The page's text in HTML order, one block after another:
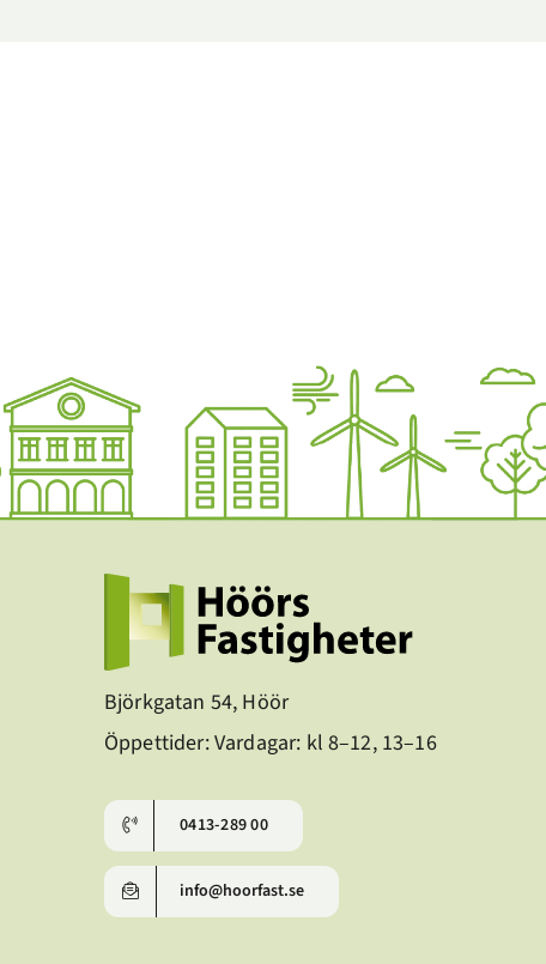
Björkgatan 54, Höör
Öppettider: Vardagar: kl 8–12, 13–16
0413-289 00
info@hoorfast.se